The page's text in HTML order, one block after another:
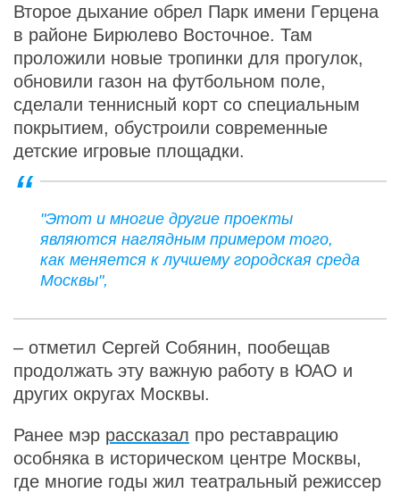
Второе дыхание обрел Парк имени Герцена
в районе Бирюлево Восточное. Там
проложили новые тропинки для прогулок,
обновили газон на футбольном поле,
сделали теннисный корт со специальным
покрытием, обустроили современные
детские игровые площадки.
"Этот и многие другие проекты
являются наглядным примером того,
как меняется к лучшему городская среда
Москвы",
– отметил Сергей Собянин, пообещав
продолжать эту важную работу в ЮАО и
других округах Москвы.
Ранее мэр рассказал про реставрацию
особняка в историческом центре Москвы,
где многие годы жил театральный режиссер